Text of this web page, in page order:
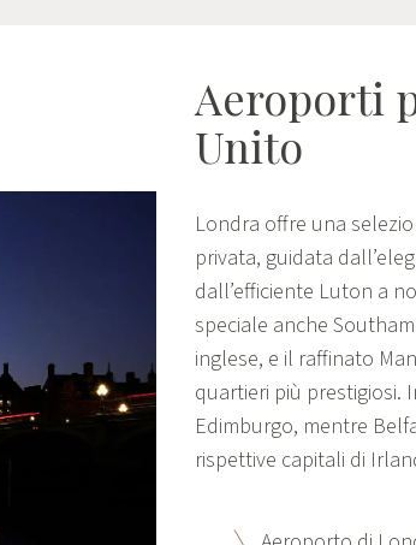
Aeroporti
Unito
Londra offre una
privata, guidata
dall’efficiente Luton a
speciale anche
inglese, e il raffinato
quartieri più prestigiosi.
Edimburgo, mentre
rispettive capitali di